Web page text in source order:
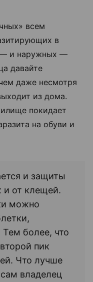
всем
в
— и наружных —
давайте
даже несмотря
из дома.
покидает
на обуви и
и защиты
и от клещей.
можно
более, что
пик
Что лучше
владелец